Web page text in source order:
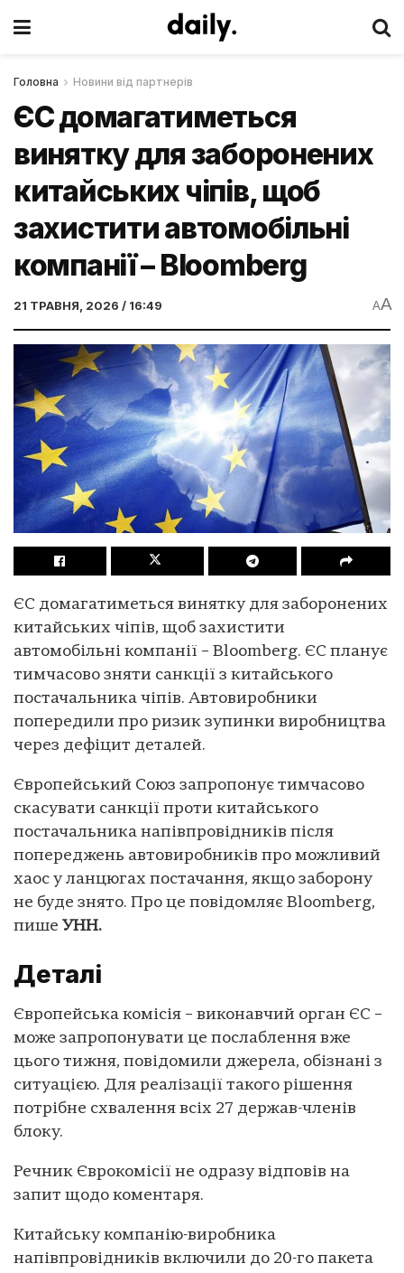
Головна Новини від партнерів
ЄС домагатиметься
винятку для заборонених
китайських чіпів, щоб
захистити автомобільні
компанії – Bloomberg
21 ТРАВНЯ, 2026 / 16:49 AA
ЄС домагатиметься винятку для заборонених
китайських чіпів, щоб захистити
автомобільні компанії – Bloomberg. ЄС планує
тимчасово зняти санкції з китайського
постачальника чіпів. Автовиробники
попередили про ризик зупинки виробництва
через дефіцит деталей.
Європейський Союз запропонує тимчасово
скасувати санкції проти китайського
постачальника напівпровідників після
попереджень автовиробників про можливий
хаос у ланцюгах постачання, якщо заборону
не буде знято. Про це повідомляє Bloomberg,
пише УНН.
Деталі
Європейська комісія – виконавчий орган ЄС –
може запропонувати це послаблення вже
цього тижня, повідомили джерела, обізнані з
ситуацією. Для реалізації такого рішення
потрібне схвалення всіх 27 держав-членів
блоку.
Речник Єврокомісії не одразу відповів на
запит щодо коментаря.
Китайську компанію-виробника
напівпровідників включили до 20-го пакета